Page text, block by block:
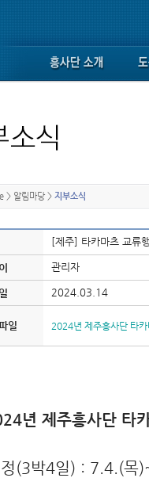
> 알림마당 > 지부소식
[제주] 타카마츠 교류
관리자
2024.03.14
일 2024년 제주흥사단 타
년 제주흥사단 타
(3박4일) : 7.4.(목